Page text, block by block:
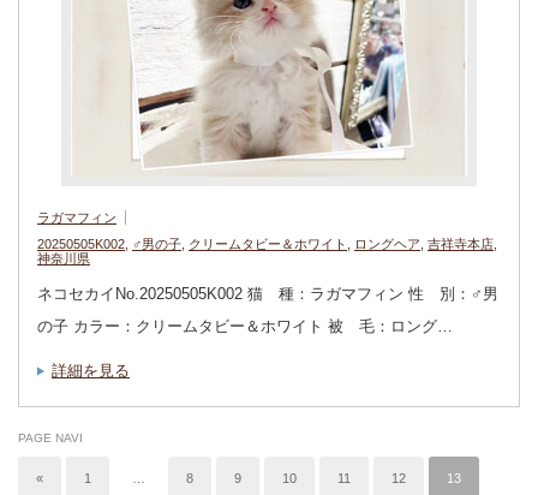
ラガマフィン
20250505K002
♂男の子 クリームタビー＆ホワイト ロングヘア 吉祥寺本店
神奈川県
ネコセカイNo.20250505K002 猫 種：ラガマフィン 性 別：♂男
の子 カラー：クリームタビー＆ホワイト 被 毛：ロング…
詳細を見る
PAGE NAVI
« 1 8 9 10 11 12 13